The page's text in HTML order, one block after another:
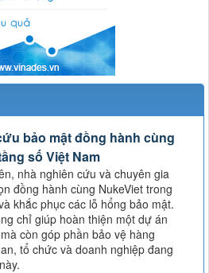
bảo mật đồng hành cùng
số Việt Nam
nhà nghiên cứu và chuyên gia
đồng hành cùng NukeViet trong
khắc phục các lỗ hổng bảo mật.
chỉ giúp hoàn thiện một dự án
còn góp phần bảo vệ hàng
tổ chức và doanh nghiệp đang